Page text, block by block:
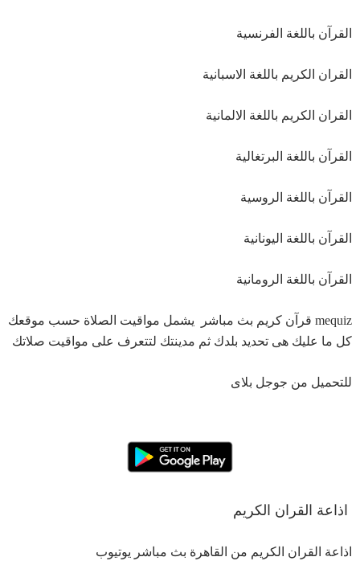
القرآن باللغة الفرنسية
القران الكريم باللغة الاسبانية
القران الكريم باللغة الالمانية
القرآن باللغة البرتغالية
القرآن باللغة الروسية
القرآن باللغة اليونانية
القرآن باللغة الرومانية
mequiz قرآن كريم بث مباشر يشمل مواقيت الصلاة حسب موقعك
كل ما عليك هى تحديد بلدك ثم مدينتك لتتعرف على مواقيت صلاتك
للتحميل من جوجل بلاى
اذاعة القران الكريم
اذاعة القران الكريم من القاهرة بث مباشر يوتيوب